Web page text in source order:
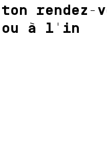
rendez-
ou à l'in